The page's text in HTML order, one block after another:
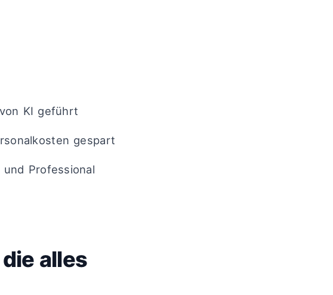
KI geführt
gespart
Professional
alles